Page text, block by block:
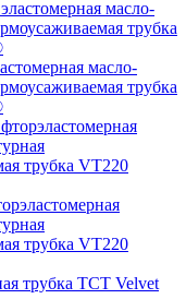
масло-
трубка
трубка VT220